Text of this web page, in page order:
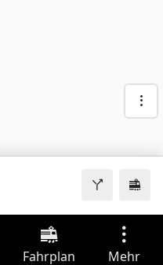
Fahrplan Mehr